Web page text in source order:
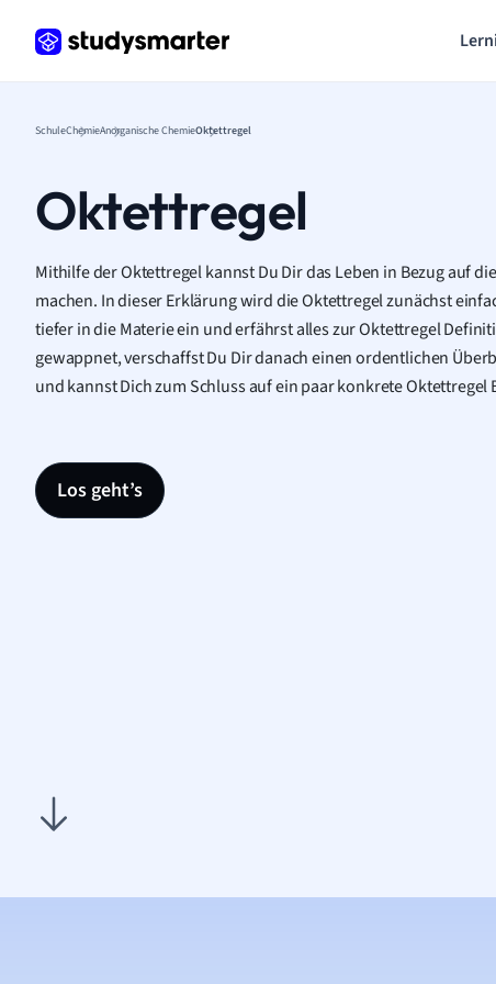
SchuleChemieAnorganische ChemieOktettregel
Oktettregel
Mithilfe der Oktettregel kannst Du Dir das Leben in Bezug auf
machen. In dieser Erklärung wird die Oktettregel zunächst
tiefer in die Materie ein und erfährst alles zur Oktettregel
gewappnet, verschaffst Du Dir danach einen ordentlichen
und kannst Dich zum Schluss auf ein paar konkrete Oktettregel
Los geht’s